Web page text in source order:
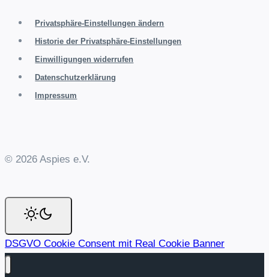
Privatsphäre-Einstellungen ändern
Historie der Privatsphäre-Einstellungen
Einwilligungen widerrufen
Datenschutzerklärung
Impressum
© 2026 Aspies e.V.
DSGVO Cookie Consent mit Real Cookie Banner